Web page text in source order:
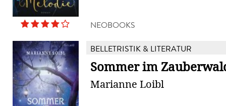
NEOBOOKS
BELLETRISTIK & LITERATUR
Sommer im
Marianne Loibl